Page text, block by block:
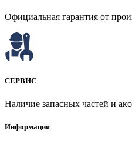
Официальная гарантия от
СЕРВИС
Наличие запасных частей и
Информация